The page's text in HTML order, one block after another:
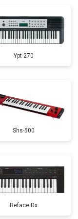
Ypt-270
Shs-500
Reface Dx